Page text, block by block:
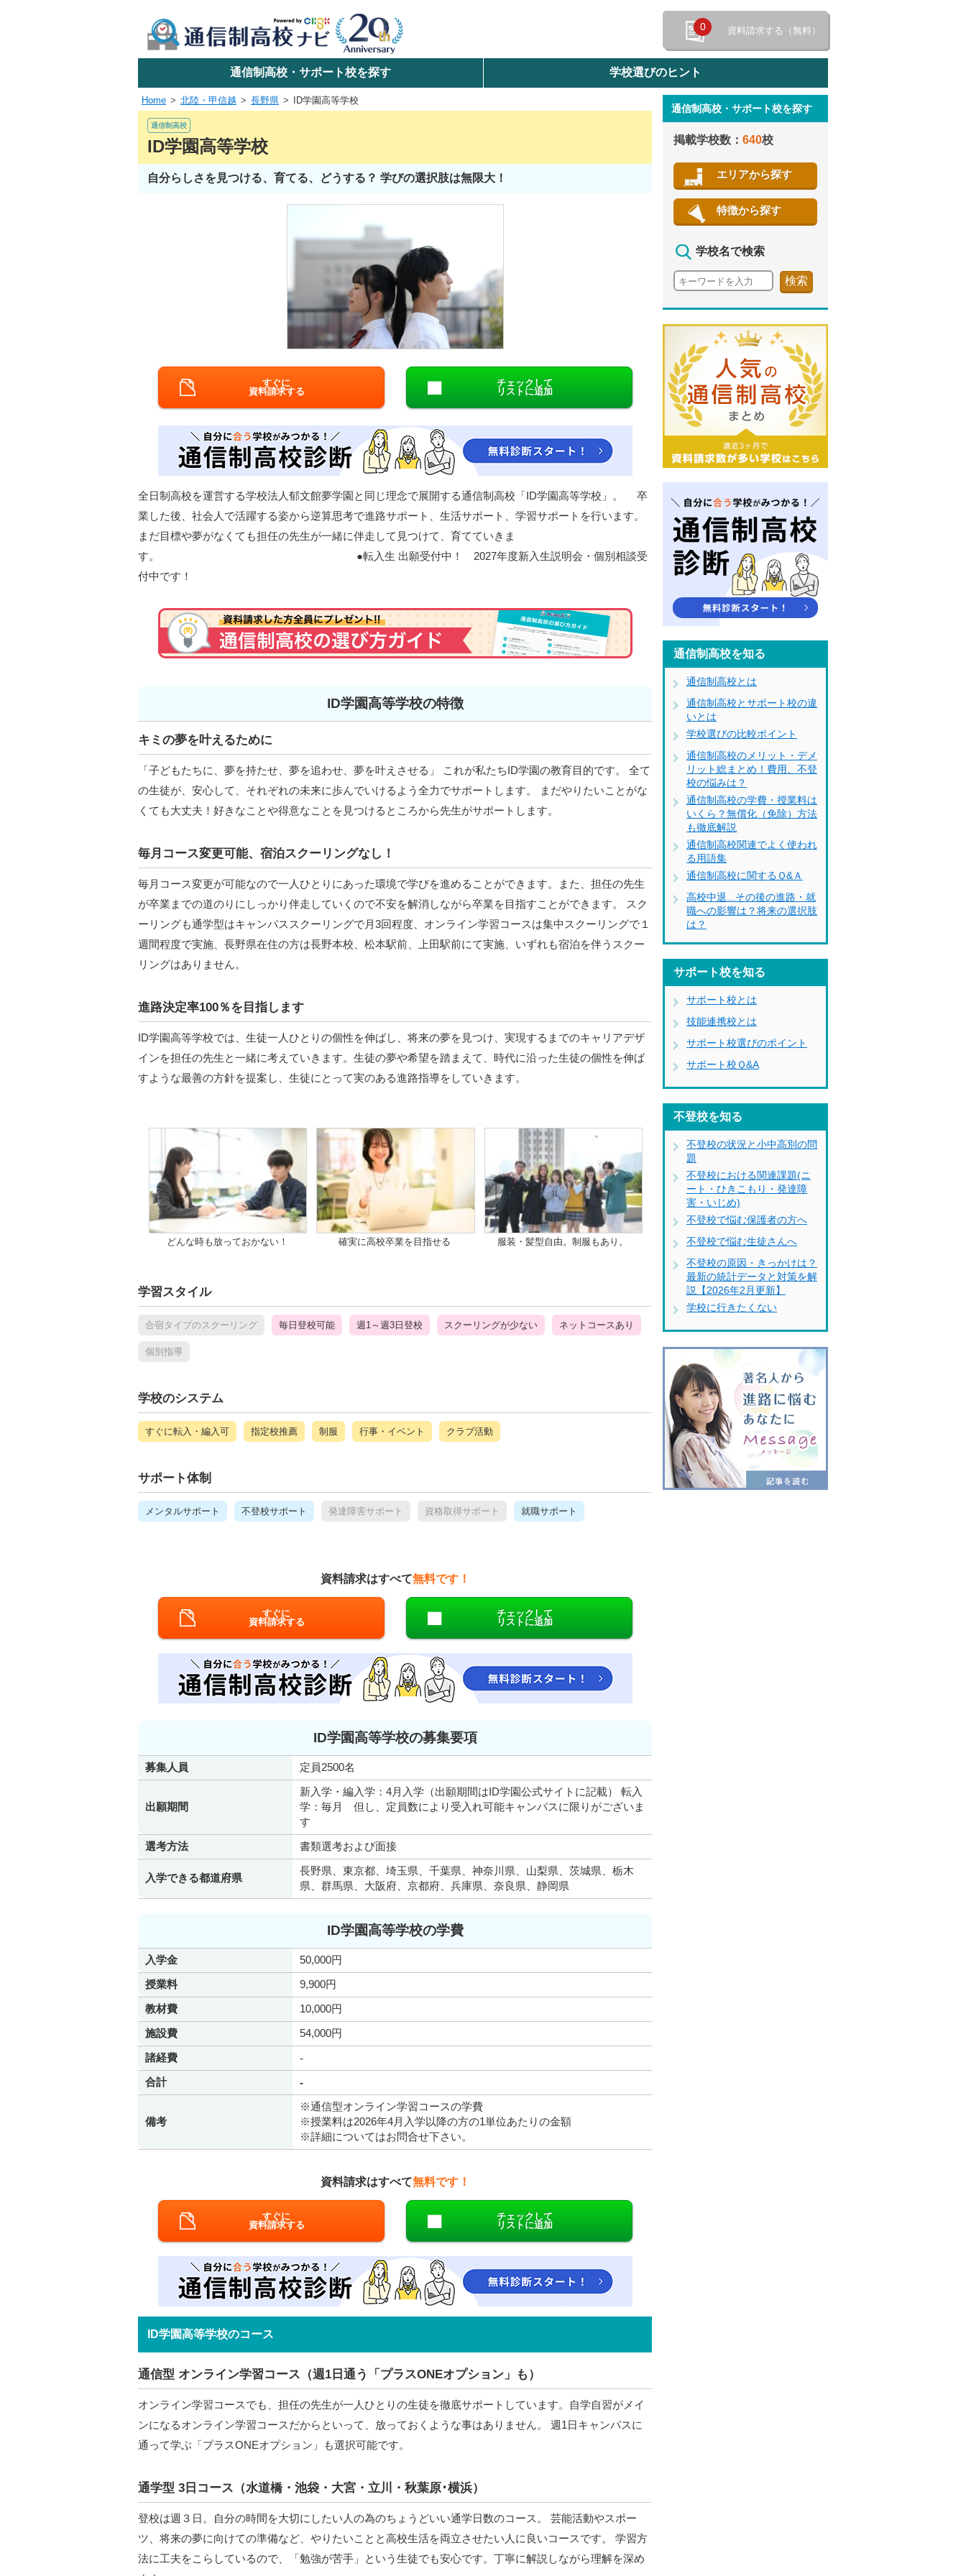
0 資料請求する（無料）
学校名で探す
検索
関東 北海道・東北
九州・沖縄
閉じる
通信制高校・サポート校を探す 学校選びのヒント
Home 北陸・甲信越 長野県 ID学園高等学校
通信制高校
ID学園高等学校
自分らしさを見つける、育てる、どうする？ 学びの選択肢は無限大！
すぐに
資料請求する
チェックして
リストに追加
全日制高校を運営する学校法人郁文館夢学園と同じ理念で展開する通信制高校「ID学園高等学校」。 卒
業した後、社会人で活躍する姿から逆算思考で進路サポート、生活サポート、学習サポートを行います。
まだ目標や夢がなくても担任の先生が一緒に伴走して見つけて、育てていきま
す。 ●転入生 出願受付中！ 2027年度新入生説明会・個別相談受
付中です！
ID学園高等学校の特徴
キミの夢を叶えるために
「子どもたちに、夢を持たせ、夢を追わせ、夢を叶えさせる」 これが私たちID学園の教育目的です。 全て
の生徒が、安心して、それぞれの未来に歩んでいけるよう全力でサポートします。 まだやりたいことがな
くても大丈夫！好きなことや得意なことを見つけるところから先生がサポートします。
毎月コース変更可能、宿泊スクーリングなし！
毎月コース変更が可能なので一人ひとりにあった環境で学びを進めることができます。また、担任の先生
が卒業までの道のりにしっかり伴走していくので不安を解消しながら卒業を目指すことができます。 スク
ーリングも通学型はキャンパススクーリングで月3回程度、オンライン学習コースは集中スクーリングで１
週間程度で実施、長野県在住の方は長野本校、松本駅前、上田駅前にて実施、いずれも宿泊を伴うスクー
リングはありません。
進路決定率100％を目指します
ID学園高等学校では、生徒一人ひとりの個性を伸ばし、将来の夢を見つけ、実現するまでのキャリアデザ
インを担任の先生と一緒に考えていきます。生徒の夢や希望を踏まえて、時代に沿った生徒の個性を伸ば
すような最善の方針を提案し、生徒にとって実のある進路指導をしていきます。
どんな時も放っておかない！ 確実に高校卒業を目指せる 服装・髪型自由。制服もあり。
学習スタイル
合宿タイプのスクーリング 毎日登校可能 週1～週3日登校 スクーリングが少ない ネットコースあり
個別指導
学校のシステム
すぐに転入・編入可 指定校推薦 制服 行事・イベント クラブ活動
サポート体制
メンタルサポート 不登校サポート 発達障害サポート 資格取得サポート 就職サポート
資料請求はすべて無料です！
すぐに
資料請求する
チェックして
リストに追加
ID学園高等学校の募集要項
募集人員 定員2500名
出願期間
新入学・編入学：4月入学（出願期間はID学園公式サイトに記載） 転入
学：毎月 但し、定員数により受入れ可能キャンパスに限りがございま
す
選考方法
書類選考および面接
入学できる都道府県
長野県、東京都、埼玉県、千葉県、神奈川県、山梨県、茨城県、栃木
県、群馬県、大阪府、京都府、兵庫県、奈良県、静岡県
ID学園高等学校の学費
入学金
50,000円
授業料
9,900円
教材費
10,000円
施設費
54,000円
諸経費
-
合計
-
備考
※通信型オンライン学習コースの学費
※授業料は2026年4月入学以降の方の1単位あたりの金額
※詳細についてはお問合せ下さい。
資料請求はすべて無料です！
すぐに
資料請求する
チェックして
リストに追加
ID学園高等学校のコース
通信型 オンライン学習コース（週1日通う「プラスONEオプション」も）
オンライン学習コースでも、担任の先生が一人ひとりの生徒を徹底サポートしています。自学自習がメイ
ンになるオンライン学習コースだからといって、放っておくような事はありません。 週1日キャンパスに
通って学ぶ「プラスONEオプション」も選択可能です。
通学型 3日コース（水道橋・池袋・大宮・立川・秋葉原･横浜）
登校は週３日。自分の時間を大切にしたい人の為のちょうどいい通学日数のコース。 芸能活動やスポー
ツ、将来の夢に向けての準備など、やりたいことと高校生活を両立させたい人に良いコースです。 学習方
法に工夫をこらしているので、「勉強が苦手」という生徒でも安心です。丁寧に解説しながら理解を深め
通信制高校・サポート校を探す
掲載学校数： 640校
エリアから探す
特徴から探す
学校名で検索
通信制高校を知る
通信制高校とは
通信制高校とサポート校の違
いとは
学校選びの比較ポイント
通信制高校のメリット・デメ
リット総まとめ！費用、不登
校の悩みは？
通信制高校の学費・授業料は
いくら？無償化（免除）方法
も徹底解説
通信制高校関連でよく使われ
る用語集
通信制高校に関するＱ&Ａ
高校中退...その後の進路・就
職への影響は？将来の選択肢
は？
サポート校を知る
サポート校とは
技能連携校とは
サポート校選びのポイント
サポート校Ｑ&A
不登校を知る
不登校の状況と小中高別の問
題
不登校における関連課題(ニ
ート・ひきこもり・発達障
害・いじめ)
不登校で悩む保護者の方へ
不登校で悩む生徒さんへ
不登校の原因・きっかけは？
最新の統計データと対策を解
説【2026年2月更新】
学校に行きたくない